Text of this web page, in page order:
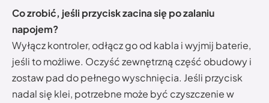
Co zrobić, jeśli przycisk zacina się po zalaniu
napojem?
Wyłącz kontroler, odłącz go od kabla i wyjmij baterie,
jeśli to możliwe. Oczyść zewnętrzną część obudowy i
zostaw pad do pełnego wyschnięcia. Jeśli przycisk
nadal się klei, potrzebne może być czyszczenie w